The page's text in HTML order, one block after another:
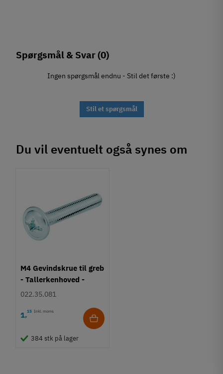
Spørgsmål & Svar(0)
Ingen spørgsmål endnu - Stil det første :)
Stil et spørgsmål
Du vil eventuelt også synes om
M4 Gevindskrue til greb
- Tallerkenhoved -
Krydskærv
022.35.081
1,15 Inkl. moms
384 stk på lager